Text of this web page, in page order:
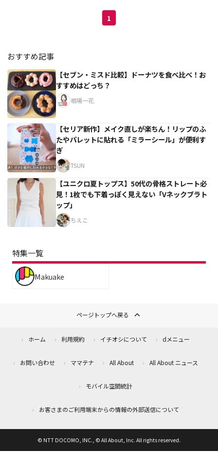
1
おすすめ記事
【セブン・ミスド比較】ドーナツを食べ比べ！お
すすめはどっち？
相場一花
【セリア新作】メイク直しが楽ちん！リップのふ
たやパレットに貼れる「ミラーシール」が便利す
ぎ
TSUN
【ユニクロ夏トップス】50代の骨格ストレート必
見！1枚でも下着っぽく見えない「Vネックブラト
ップ」
ちえこ
特集一覧
Makuake
ページトップへ戻る
ホーム 利用規約 イチオシについて dメニュー
お問い合わせ ママテナ All About All About ニュース
モバイル空間統計
お客さまのご利用端末からの情報の外部送信について
© NTT DOCOMO, INC., © All About, Inc. All rights reserved.